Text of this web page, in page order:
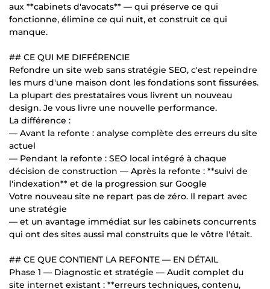
aux **cabinets d'avocats** — qui préserve ce qui
fonctionne, élimine ce qui nuit, et construit ce qui
manque.
## CE QUI ME DIFFÉRENCIE
Refondre un site web sans stratégie SEO, c'est repeindre
les murs d'une maison dont les fondations sont fissurées.
La plupart des prestataires vous livrent un nouveau
design. Je vous livre une nouvelle performance.
La différence :
— Avant la refonte : analyse complète des erreurs du site
actuel
— Pendant la refonte : SEO local intégré à chaque
décision de construction — Après la refonte : **suivi de
l'indexation** et de la progression sur Google
Votre nouveau site ne repart pas de zéro. Il repart avec
une stratégie
— et un avantage immédiat sur les cabinets concurrents
qui ont des sites aussi mal construits que le vôtre l'était.
## CE QUE CONTIENT LA REFONTE — EN DÉTAIL
Phase 1 — Diagnostic et stratégie — Audit complet du
site internet existant : **erreurs techniques, contenu,